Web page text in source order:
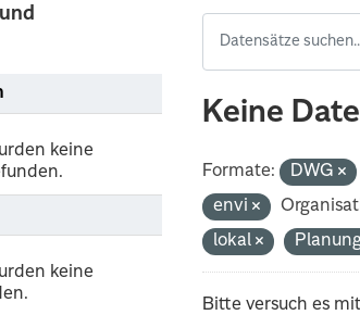
keine
keine
Keine
Formate: DWG
envi
lokal
Bitte versuch es